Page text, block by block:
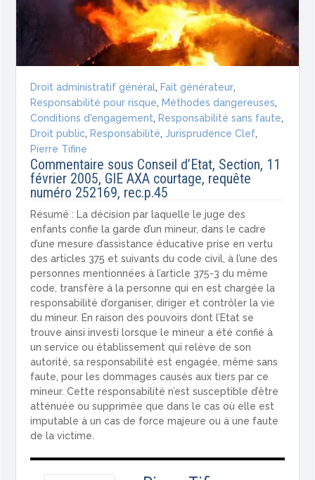
Droit administratif général, Fait générateur,
Responsabilité pour risque, Méthodes dangereuses,
Conditions d'engagement, Responsabilité sans faute,
Droit public, Responsabilité,Jurisprudence Clef,
Pierre Tifine
Commentaire sous Conseil d’Etat, Section, 11
février 2005, GIE AXA courtage, requête
numéro 252169, rec.p.45
Résumé : La décision par laquelle le juge des
enfants confie la garde d’un mineur, dans le cadre
d’une mesure d’assistance éducative prise en vertu
des articles 375 et suivants du code civil, à l’une des
personnes mentionnées à l’article 375-3 du même
code, transfère à la personne qui en est chargée la
responsabilité d’organiser, diriger et contrôler la vie
du mineur. En raison des pouvoirs dont l’Etat se
trouve ainsi investi lorsque le mineur a été confié à
un service ou établissement qui relève de son
autorité, sa responsabilité est engagée, même sans
faute, pour les dommages causés aux tiers par ce
mineur. Cette responsabilité n’est susceptible d’être
atténuée ou supprimée que dans le cas où elle est
imputable à un cas de force majeure ou à une faute
de la victime.